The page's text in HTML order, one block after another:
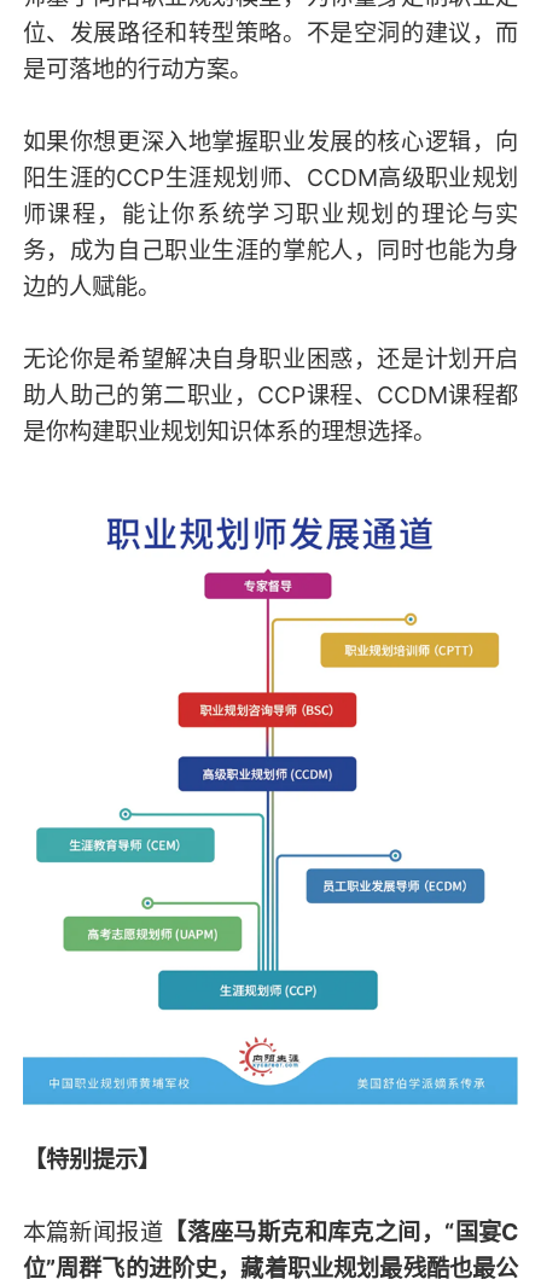
位、发展路径和转型策略。不是空洞的建议，而
是可落地的行动方案。
如果你想更深入地掌握职业发展的核心逻辑，向
阳生涯的CCP生涯规划师、CCDM高级职业规划
师课程，能让你系统学习职业规划的理论与实
务，成为自己职业生涯的掌舵人，同时也能为身
边的人赋能。
无论你是希望解决自身职业困惑，还是计划开启
助人助己的第二职业，CCP课程、CCDM课程都
是你构建职业规划知识体系的理想选择。
【特别提示】
本篇新闻报道 【落座马斯克和库克之间，“国宴C
位”周群飞的进阶史，藏着职业规划最残酷也最公